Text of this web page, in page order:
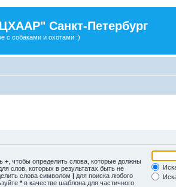
Санкт-Петербург
с собаками и охотами :)
+ , чтобы определить слова, которые должны
слов, которых в результатах быть не
слова символом | для поиска любого
* в качестве шаблона для частичного